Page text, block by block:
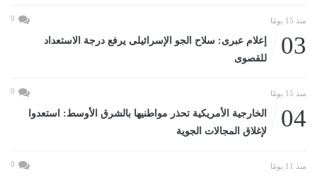
منذ 15 يومًا 0
03
إعلام عبرى: سلاح الجو الإسرائيلى يرفع درجة الاستعداد
للقصوى
منذ 15 يومًا 0
04
الخارجية الأمريكية تحذر مواطنيها بالشرق الأوسط: استعدوا
لإغلاق المجالات الجوية
منذ 11 يومًا 0